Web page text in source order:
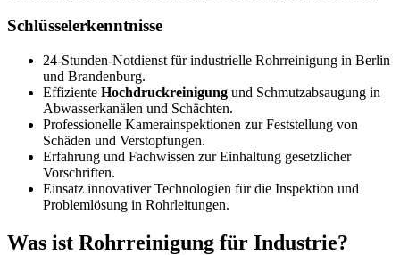
Schlüsselerkenntnisse
24-Stunden-Notdienst für industrielle Rohrreinigung in Berlin
und Brandenburg.
Effiziente Hochdruckreinigung und Schmutzabsaugung in
Abwasserkanälen und Schächten.
Professionelle Kamerainspektionen zur Feststellung von
Schäden und Verstopfungen.
Erfahrung und Fachwissen zur Einhaltung gesetzlicher
Vorschriften.
Einsatz innovativer Technologien für die Inspektion und
Problemlösung in Rohrleitungen.
Was ist Rohrreinigung für Industrie?